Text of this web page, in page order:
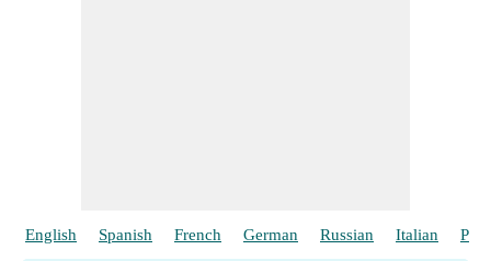
English Spanish French German Russian Italian